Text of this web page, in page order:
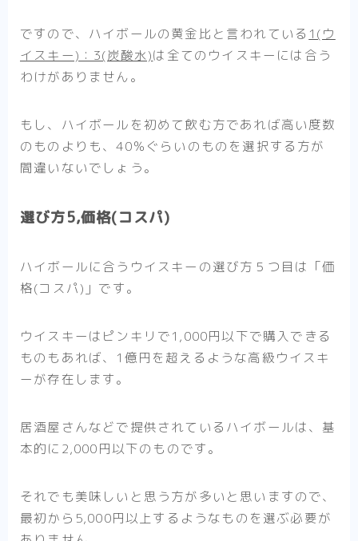
ですので、ハイボールの黄金比と言われている 1(ウ
イスキー)：3(炭酸水)は全てのウイスキーには合う
わけがありません。
もし、ハイボールを初めて飲む方であれば高い度数
のものよりも、40％ぐらいのものを選択する方が
間違いないでしょう。
選び方5,価格(コスパ)
ハイボールに合うウイスキーの選び方５つ目は 「価
格(コスパ)」 です。
ウイスキーはピンキリで1,000円以下で購入できる
ものもあれば、1億円を超えるような高級ウイスキ
ーが存在します。
居酒屋さんなどで提供されているハイボールは、基
本的に2,000円以下のものです。
それでも美味しいと思う方が多いと思いますので、
最初から5,000円以上するようなものを選ぶ必要が